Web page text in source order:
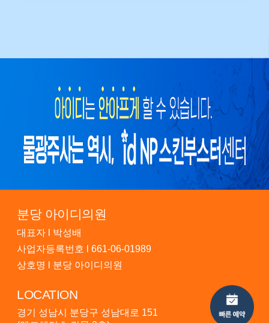
분당 아이디의원
대표자 l 박성배
사업자등록번호 l 661-06-01989
상호명 l 분당 아이디의원
LOCATION
경기 성남시 분당구 성남대로 151